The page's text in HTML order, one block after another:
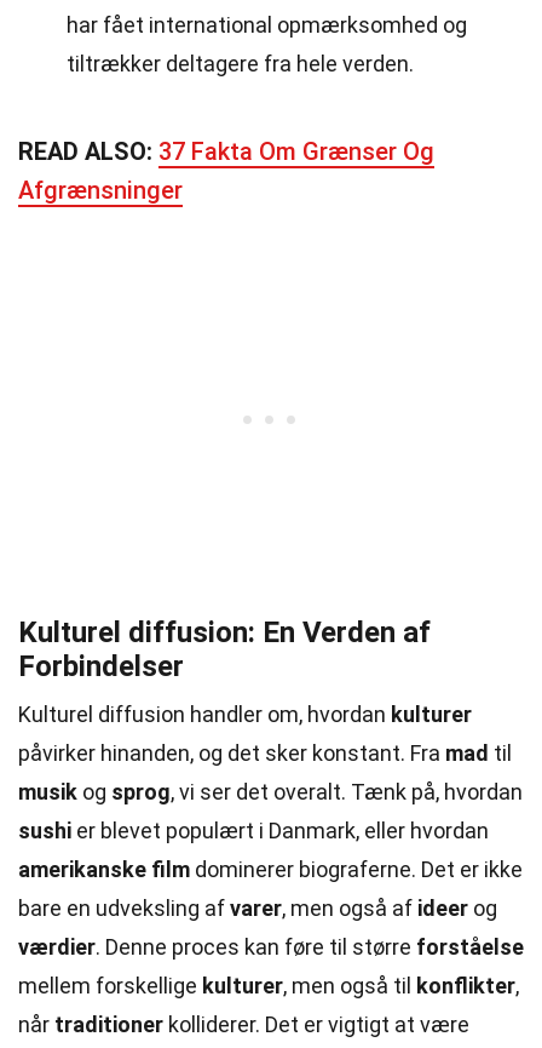
har fået international opmærksomhed og
tiltrækker deltagere fra hele verden.
READ ALSO: 37 Fakta Om Grænser Og
Afgrænsninger
Kulturel diffusion: En Verden af
Forbindelser
Kulturel diffusion handler om, hvordan kulturer
påvirker hinanden, og det sker konstant. Fra mad til
musik og sprog, vi ser det overalt. Tænk på, hvordan
sushi er blevet populært i Danmark, eller hvordan
amerikanske film dominerer biograferne. Det er ikke
bare en udveksling afvarer, men også af ideer og
værdier. Denne proces kan føre til større forståelse
mellem forskellige kulturer, men også til konflikter,
når traditioner kolliderer. Det er vigtigt at være